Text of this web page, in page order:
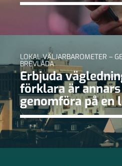
LOKAL VÄLJARBAROMETER –
BREVLÅDA
Erbjuda
förklara är
genomföra på en